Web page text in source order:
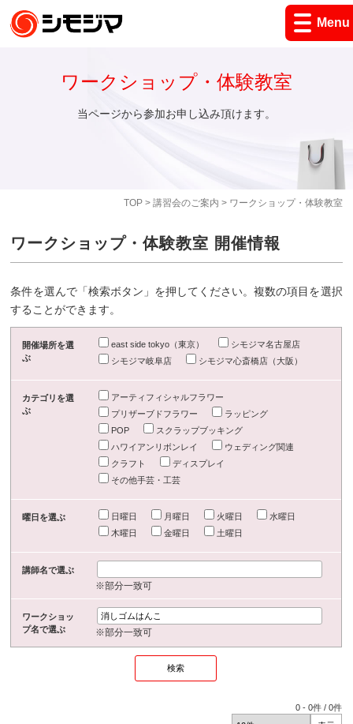
Menu
TOP> 講習会のご案内 > ワークショップ・体験教室
ワークショップ・体験教室
当ページから参加お申し込み頂けます。
ワークショップ・体験教室 開催情報
条件を選んで「検索ボタン」を押してください。複数の項目を選択
することができます。
開催場所を選
ぶ
east side tokyo（東京）
シモジマ名古屋店
シモジマ岐阜店
シモジマ心斎橋店（大阪）
カテゴリを選
ぶ
アーティフィシャルフラワー
プリザーブドフラワー
ラッピング
POP
スクラップブッキング
ハワイアンリボンレイ
ウェディング関連
クラフト
ディスプレイ
その他手芸・工芸
曜日を選ぶ 日曜日 月曜日 火曜日
水曜日
木曜日
金曜日 土曜日
講師名で選ぶ
※部分一致可
ワークショッ
プ名で選ぶ
※部分一致可
0 -0件 /0件